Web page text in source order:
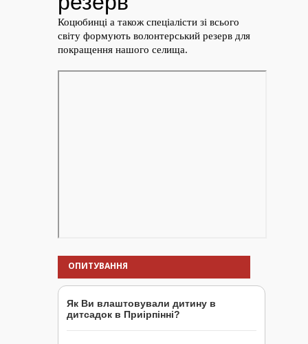
ОПИТУВАННЯ
Як Ви влаштовували дитину в
дитсадок в Приірпінні?